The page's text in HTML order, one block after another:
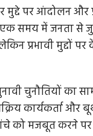
मुद्दे पर आंदोलन
एक समय में जनता से
प्रभावी मुद्दों
चुनौतियों का
कार्यकर्ता और
को मजबूत करने पर